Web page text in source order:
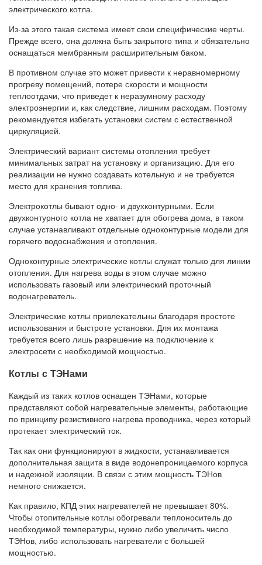
электрического котла.
Из-за этого такая система имеет свои специфические черты.
Прежде всего, она должна быть закрытого типа и обязательно
оснащаться мембранным расширительным баком.
В противном случае это может привести к неравномерному
прогреву помещений, потере скорости и мощности
теплоотдачи, что приведет к неразумному расходу
электроэнергии и, как следствие, лишним расходам. Поэтому
рекомендуется избегать установки систем с естественной
циркуляцией.
Электрический вариант системы отопления требует
минимальных затрат на установку и организацию. Для его
реализации не нужно создавать котельную и не требуется
место для хранения топлива.
Электрокотлы бывают одно- и двухконтурными. Если
двухконтурного котла не хватает для обогрева дома, в таком
случае устанавливают отдельные одноконтурные модели для
горячего водоснабжения и отопления.
Одноконтурные электрические котлы служат только для линии
отопления. Для нагрева воды в этом случае можно
использовать газовый или электрический проточный
водонагреватель.
Электрические котлы привлекательны благодаря простоте
использования и быстроте установки. Для их монтажа
требуется всего лишь разрешение на подключение к
электросети с необходимой мощностью.
Котлы с ТЭНами
Каждый из таких котлов оснащен ТЭНами, которые
представляют собой нагревательные элементы, работающие
по принципу резистивного нагрева проводника, через который
протекает электрический ток.
Так как они функционируют в жидкости, устанавливается
дополнительная защита в виде водонепроницаемого корпуса
и надежной изоляции. В связи с этим мощность ТЭНов
немного снижается.
Как правило, КПД этих нагревателей не превышает 80%.
Чтобы отопительные котлы обогревали теплоноситель до
необходимой температуры, нужно либо увеличить число
ТЭНов, либо использовать нагреватели с большей
мощностью.